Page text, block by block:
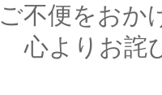
ご不便をおか
心よりお詫